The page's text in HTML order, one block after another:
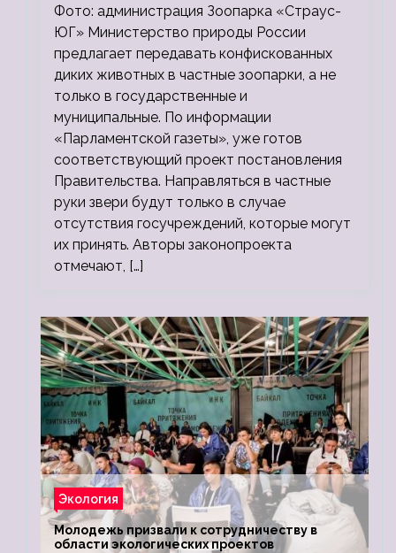
Фото: администрация Зоопарка «Страус-
ЮГ» Министерство природы России
предлагает передавать конфискованных
диких животных в частные зоопарки, а не
только в государственные и
муниципальные. По информации
«Парламентской газеты», уже готов
соответствующий проект постановления
Правительства. Направляться в частные
руки звери будут только в случае
отсутствия госучреждений, которые могут
их принять. Авторы законопроекта
отмечают, […]
Экология
Молодежь призвали к сотрудничеству в
области экологических проектов